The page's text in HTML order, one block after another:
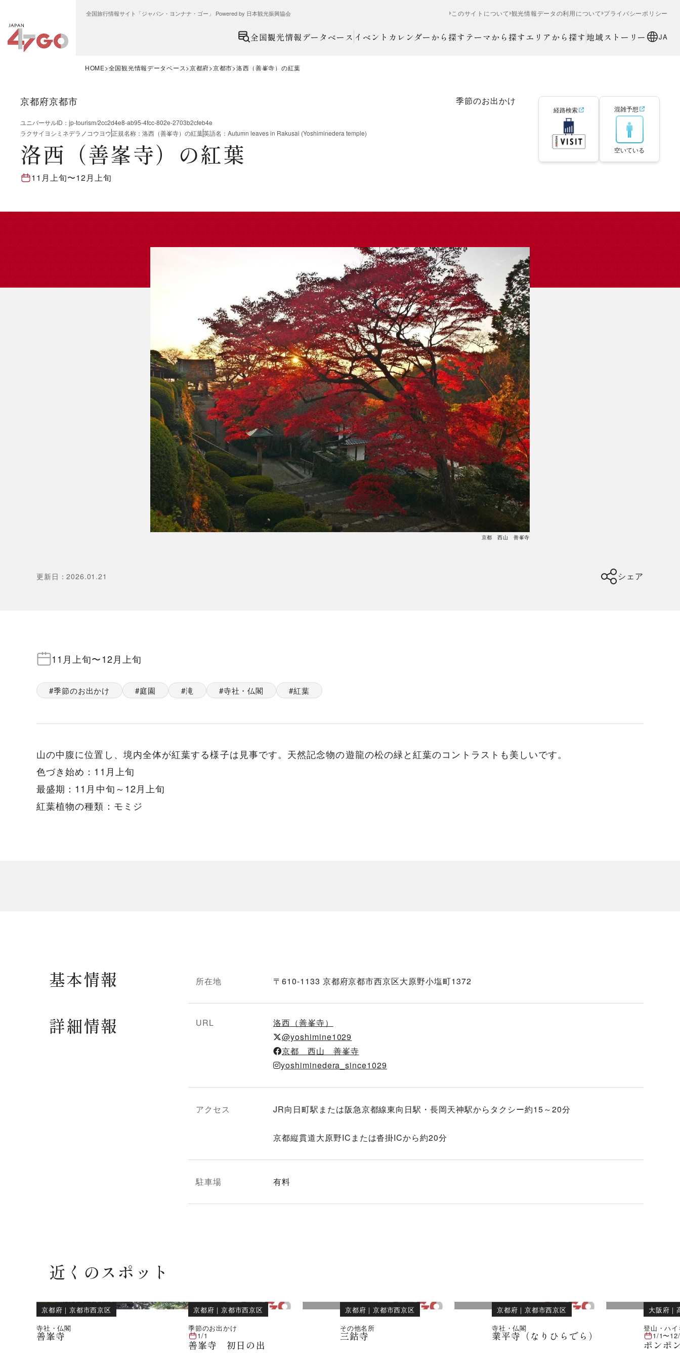
全国旅行情報サイト「ジャパン・ヨンナナ・ゴー」 Powered by 日本観光振興協会 このサイトについて 観光情報データの利用について プライバシーポリシー
全国観光情報データベース イベントカレンダーから探す テーマから探すエリアから探す 地域ストーリー JA
HOME 全国観光情報データベース 京都府 京都市 洛西（善峯寺）の紅葉
京都府京都市 季節のお出かけ
ユニバーサルID ： jp-tourism/2cc2d4e8-ab95-4fcc-802e-2703b2cfeb4e
ラクサイヨシミネデラノコウヨウ正規名称 ： 洛西（善峯寺）の紅葉英語名 ： Autumn leaves in Rakusai (Yoshiminedera temple)
洛西（善峯寺）の紅葉
11月上旬〜12月上旬
経路検索 混雑予想
空いている
京都 西山 善峯寺
更新日 ：2026.01.21 シェア
11月上旬〜12月上旬
季節のお出かけ 庭園 滝 寺社・仏閣 紅葉
山の中腹に位置し、境内全体が紅葉する様子は見事です。天然記念物の遊龍の松の緑と紅葉のコントラストも美しいです。
色づき始め：11月上旬
最盛期：11月中旬～12月上旬
基本情報 所在地 〒610-1133 京都府京都市西京区大原野小塩町1372
詳細情報 URL
洛西（善峯寺）
@yoshimine1029
京都 西山 善峯寺
yoshiminedera_since1029
アクセス JR向日町駅または阪急京都線東向日駅・長岡天神駅からタクシー約15～20分
京都縦貫道大原野ICまたは沓掛ICから約20分
駐車場 有料
近くのスポット
京都府 ｜京都市西京区
寺社・仏閣
善峯寺
京都府 ｜京都市西京区
季節のお出かけ
1/1
善峯寺 初日の出
京都府 ｜京都市西京区
その他名所
三鈷寺
京都府 ｜京都市西京区
寺社・仏閣
業平寺（なりひらでら）
大阪府 ｜
登山・ハ
1/1〜
ポンポ